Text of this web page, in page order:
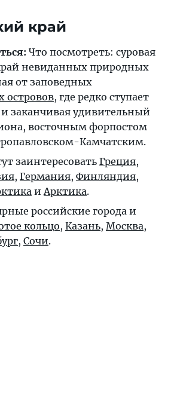
край
Что посмотреть: суровая
невиданных природных
от заповедных
островов, где редко ступает
и заканчивая удивительный
восточным форпостом
Камчатским.
заинтересовать Греция,
, Германия, Финляндия,
и Арктика.
российские города и
кольцо, Казань, Москва,
, Сочи.